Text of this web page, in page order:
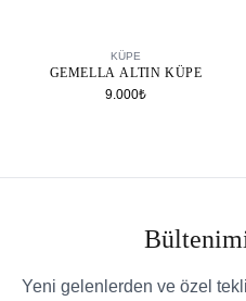
KÜPE
GEMELLA ALTIN KÜPE
9.000₺
Yeni gelenlerden ve özel